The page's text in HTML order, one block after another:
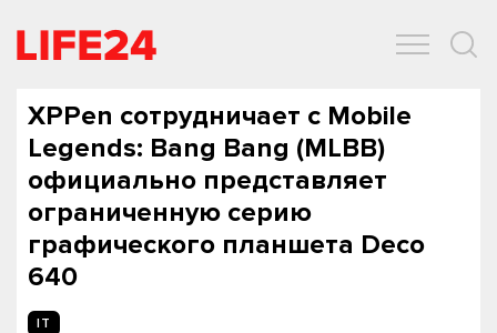
XPPen сотрудничает с Mobile
Legends: Bang Bang (MLBB)
официально представляет
ограниченную серию
графического планшета Deco
640
IT